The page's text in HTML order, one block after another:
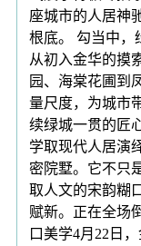
座城市的人居神
根底。 勾当中，
从初入金华的摸
园、海棠花圃到
量尺度，为城市
续绿城一贯的匠
学取现代人居演
密院墅。它不只
取人文的宋韵糊
赋新。正在全场
口美学4月22日